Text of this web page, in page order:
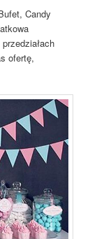
Candy
ofertę,